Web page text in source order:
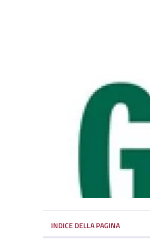
INDICE DELLA PAGINA